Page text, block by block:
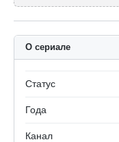
О сериале
Статус
Года
Канал